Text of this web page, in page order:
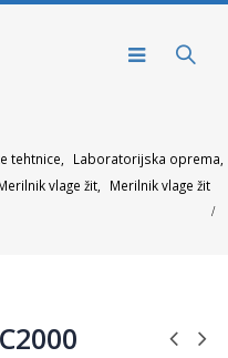
tehtnice Laboratorijska oprema
vlage žit Merilnik vlage žit